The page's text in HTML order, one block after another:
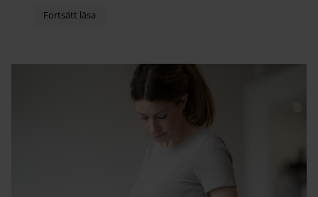
som blir sk...